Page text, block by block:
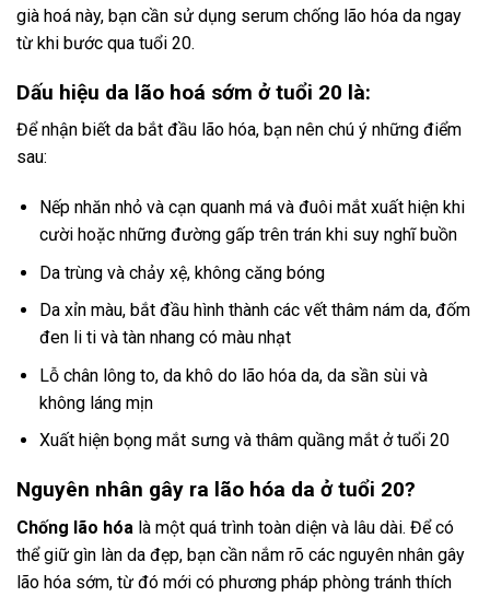
già hoá này, bạn cần sử dụng serum chống lão hóa da ngay
từ khi bước qua tuổi 20.
Dấu hiệu da lão hoá sớm ở tuổi 20 là:
Để nhận biết da bắt đầu lão hóa, bạn nên chú ý những điểm
sau:
Nếp nhăn nhỏ và cạn quanh má và đuôi mắt xuất hiện khi
cười hoặc những đường gấp trên trán khi suy nghĩ buồn
Da trùng và chảy xệ, không căng bóng
Da xỉn màu, bắt đầu hình thành các vết thâm nám da, đốm
đen li ti và tàn nhang có màu nhạt
Lỗ chân lông to, da khô do lão hóa da, da sần sùi và
không láng mịn
Xuất hiện bọng mắt sưng và thâm quầng mắt ở tuổi 20
Nguyên nhân gây ra lão hóa da ở tuổi 20?
Chống lão hóa là một quá trình toàn diện và lâu dài. Để có
thể giữ gìn làn da đẹp, bạn cần nắm rõ các nguyên nhân gây
lão hóa sớm, từ đó mới có phương pháp phòng tránh thích